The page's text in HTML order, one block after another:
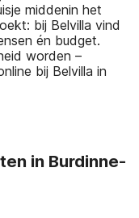
middenin het
bij Belvilla vind
én budget.
worden –
bij Belvilla in
in Burdinne-